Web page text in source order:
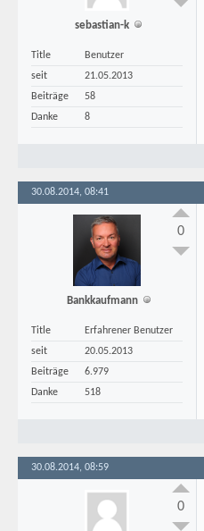
sebastian-k
Title
Benutzer
seit
21.05.2013
Beiträge
58
Danke
8
30.08.2014, 08:41
Bankkaufmann
Title
Erfahrener Benutzer
seit
20.05.2013
Beiträge
6.979
Danke
518
0
30.08.2014, 08:59
0